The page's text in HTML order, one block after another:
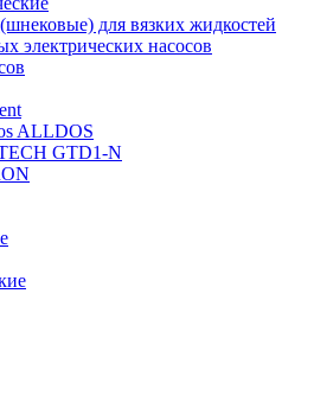
для вязких жидкостей
электрических насосов
ALLDOS
GTD1-N